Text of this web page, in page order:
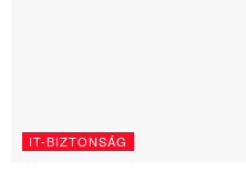
IT-BIZTONSÁG